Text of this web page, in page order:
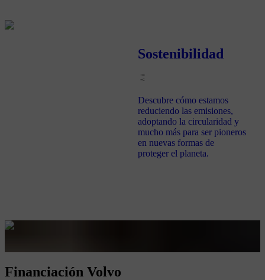
Sostenibilidad
Descubre cómo estamos
reduciendo las emisiones,
adoptando la circularidad y
mucho más para ser pioneros
en nuevas formas de
proteger el planeta.
Financiación Volvo